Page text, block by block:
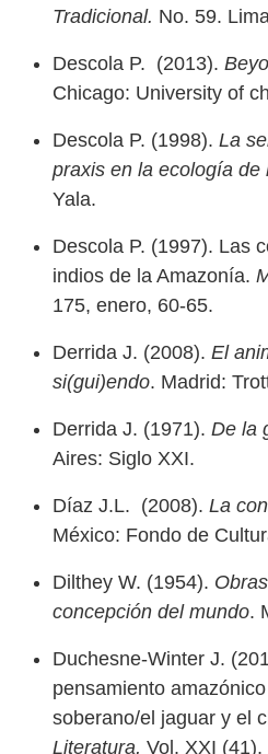
Tradicional. No. 59.
Descola P. (2013).
Chicago: University of
Descola P. (1998). La
praxis en la ecología de
Yala.
Descola P. (1997). Las
indios de la Amazonía.
175, enero, 60-65.
Derrida J. (2008). El
si(gui)endo. Madrid:
Derrida J. (1971). De la
Aires: Siglo XXI.
Díaz J.L. (2008). La
México: Fondo de
Dilthey W. (1954).
concepción del mundo.
Duchesne-Winter J.
pensamiento
soberano/el jaguar y el
Literatura, Vol. XXI